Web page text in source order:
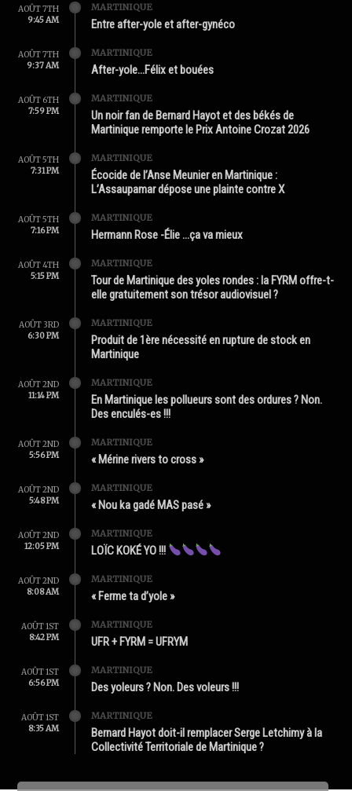
AOÛT 7TH
9:45 AM
MARTINIQUE
Entre after-yole et after-gynéco
AOÛT 7TH
9:37 AM
MARTINIQUE
After-yole…Félix et bouées
AOÛT 6TH
7:59 PM
MARTINIQUE
Un noir fan de Bernard Hayot et des békés de
Martinique remporte le Prix Antoine Crozat 2026
AOÛT 5TH
7:31 PM
MARTINIQUE
Écocide de l’Anse Meunier en Martinique :
L’Assaupamar dépose une plainte contre X
AOÛT 5TH
7:16 PM
MARTINIQUE
Hermann Rose -Élie …ça va mieux
AOÛT 4TH
5:15 PM
MARTINIQUE
Tour de Martinique des yoles rondes : la FYRM offre-t-
elle gratuitement son trésor audiovisuel ?
AOÛT 3RD
6:30 PM
MARTINIQUE
Produit de 1ère nécessité en rupture de stock en
Martinique
AOÛT 2ND
11:14 PM
MARTINIQUE
En Martinique les pollueurs sont des ordures ? Non.
Des enculés-es !!!
AOÛT 2ND
5:56 PM
MARTINIQUE
« Mérine rivers to cross »
AOÛT 2ND
5:48 PM
MARTINIQUE
« Nou ka gadé MAS pasé »
AOÛT 2ND
12:05 PM
MARTINIQUE
LOÏC KOKÉ YO !!!
AOÛT 2ND
8:08 AM
MARTINIQUE
« Ferme ta d’yole »
AOÛT 1ST
8:42 PM
MARTINIQUE
UFR + FYRM = UFRYM
AOÛT 1ST
6:56 PM
MARTINIQUE
Des yoleurs ? Non. Des voleurs !!!
AOÛT 1ST
8:35 AM
MARTINIQUE
Bernard Hayot doit-il remplacer Serge Letchimy à la
Collectivité Territoriale de Martinique ?